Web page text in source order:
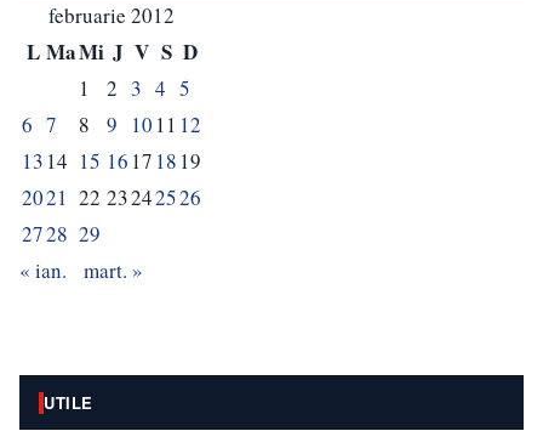
februarie 2012
L MaMi J V S D
1 2 3 4 5
6 7 8 9 10 11 12
13 14 15 16 17 18 19
2021 22 23242526
2728 29
« ian.
mart. »
UTILE